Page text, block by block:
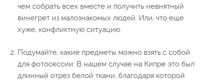
чем собрать всех вместе и получить невнятный
винегрет из малознакомых людей. Или, что еще
хуже, конфликтную ситуацию.
Подумайте, какие предметы можно взять с собой
для фотосессии. В нашем случае на Кипре это был
длинный отрез белой ткани, благодаря которой